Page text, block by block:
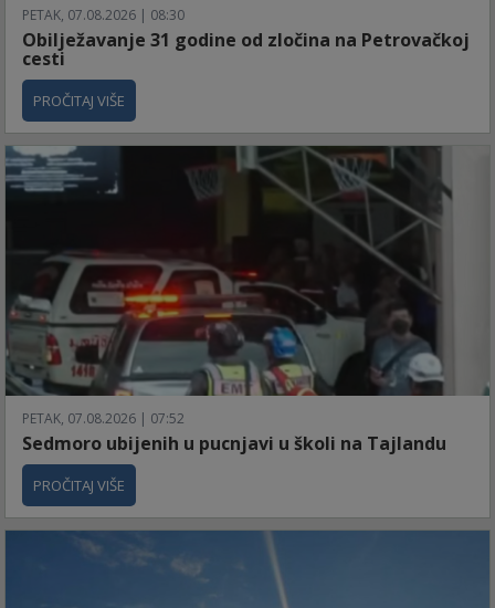
PETAK, 07.08.2026 | 08:30
Obilježavanje 31 godine od zločina na Petrovačkoj
cesti
PROČITAJ VIŠE
PETAK, 07.08.2026 | 07:52
Sedmoro ubijenih u pucnjavi u školi na Tajlandu
PROČITAJ VIŠE